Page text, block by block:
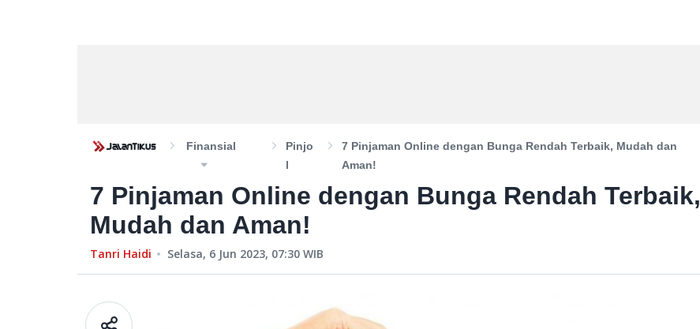
Finansial
Pinjo
L
7 Pinjaman Online dengan Bunga Rendah Terbaik, Mudah dan
Aman!
7 Pinjaman Online dengan Bunga Rendah Terbaik,
Mudah dan Aman!
Tanri Haidi Selasa, 6 Jun 2023, 07:30 WIB